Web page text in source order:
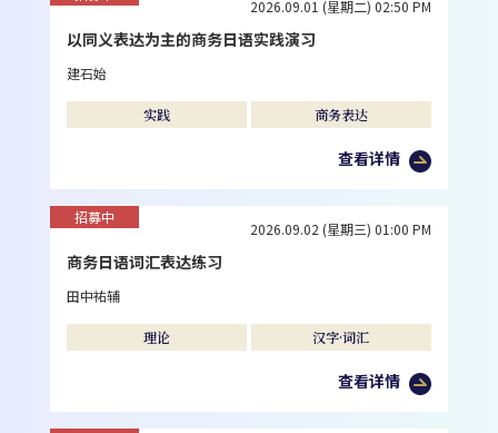
2026.09.01 (星期二) 02:50 PM
以同义表达为主的商务日语实践演习
建石始
实践 商务表达
查看详情
招募中
2026.09.02 (星期三) 01:00 PM
商务日语词汇表达练习
田中祐辅
理论 汉字·词汇
查看详情